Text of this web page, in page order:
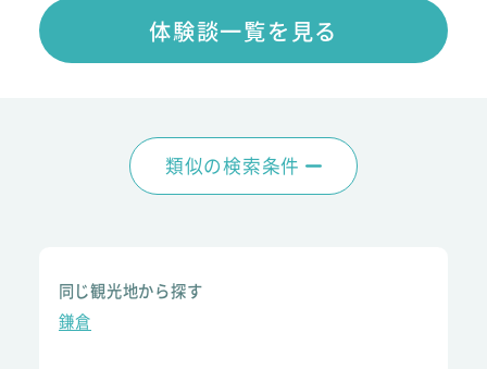
体験談一覧を見る
類似の検索条件
同じ観光地から探す
鎌倉